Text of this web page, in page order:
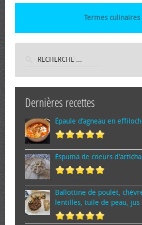
Termes culinaires
Dernières recettes
Épaule d’agneau en
Espuma de cœurs
Ballottine de poulet,
lentilles, tuile de peau,